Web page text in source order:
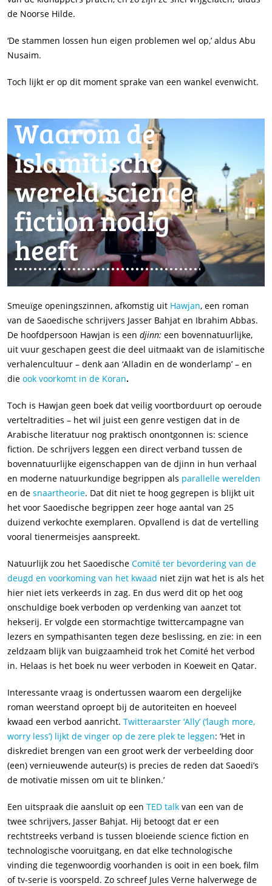
de Noorse Hilde.
‘De stammen lossen hun eigen problemen wel op,’ aldus Abu
Nusaim.
Toch lijkt er op dit moment sprake van een wankel evenwicht.
Waarom de
islamitische
wereld science
fiction nodig
heeft
Smeuïge openingszinnen, afkomstig uit Hawjan, een roman
van de Saoedische schrijvers Jasser Bahjat en Ibrahim Abbas.
De hoofdpersoon Hawjan is een djinn: een bovennatuurlijke,
uit vuur geschapen geest die deel uitmaakt van de islamitische
verhalencultuur – denk aan ‘Alladin en de wonderlamp’ – en
die ook voorkomt in de Koran.
Toch is Hawjan geen boek dat veilig voortborduurt op oeroude
verteltradities – het wil juist een genre vestigen dat in de
Arabische literatuur nog praktisch onontgonnen is: science
fiction. De schrijvers leggen een direct verband tussen de
bovennatuurlijke eigenschappen van de djinn in hun verhaal
en moderne natuurkundige begrippen als parallelle werelden
en de snaartheorie. Dat dit niet te hoog gegrepen is blijkt uit
het voor Saoedische begrippen zeer hoge aantal van 25
duizend verkochte exemplaren. Opvallend is dat de vertelling
vooral tienermeisjes aanspreekt.
Natuurlijk zou het Saoedische Comité ter bevordering van de
deugd en voorkoming van het kwaad niet zijn wat het is als het
hier niet iets verkeerds in zag. En dus werd dit op het oog
onschuldige boek verboden op verdenking van aanzet tot
hekserij. Er volgde een stormachtige twittercampagne van
lezers en sympathisanten tegen deze beslissing, en zie: in een
zeldzaam blijk van buigzaamheid trok het Comité het verbod
in. Helaas is het boek nu weer verboden in Koeweit en Qatar.
Interessante vraag is ondertussen waarom een dergelijke
roman weerstand oproept bij de autoriteiten en hoeveel
kwaad een verbod aanricht. Twitteraarster ‘Ally’ (‘laugh more,
worry less’) lijkt de vinger op de zere plek te leggen: ‘Het in
diskrediet brengen van een groot werk der verbeelding door
(een) vernieuwende auteur(s) is precies de reden dat Saoedi’s
de motivatie missen om uit te blinken.’
Een uitspraak die aansluit op een TED talk van een van de
twee schrijvers, Jasser Bahjat. Hij betoogt dat er een
rechtstreeks verband is tussen bloeiende science fiction en
technologische vooruitgang, en dat elke technologische
vinding die tegenwoordig voorhanden is ooit in een boek, film
of tv-serie is voorspeld. Zo schreef Jules Verne halverwege de